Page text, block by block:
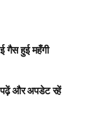
गैस हुई महँगी
पढ़ें और अपडेट रहें